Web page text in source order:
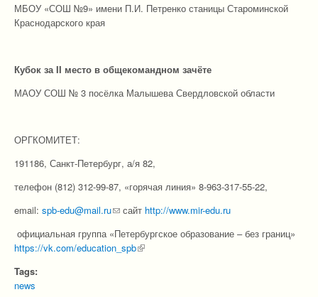
МБОУ «СОШ №9» имени П.И. Петренко станицы Староминской
Краснодарского края
Кубок за II место в общекомандном зачёте
МАОУ СОШ № 3 посёлка Малышева Свердловской области
ОРГКОМИТЕТ:
191186, Санкт-Петербург, а/я 82,
телефон (812) 312-99-87, «горячая линия» 8-963-317-55-22,
email: spb-edu@mail.ru(link sends e-mail)
сайт http://www.mir-edu.ru
официальная группа «Петербургское образование – без границ»
https://vk.com/education_spb(link is external)
Tags:
news